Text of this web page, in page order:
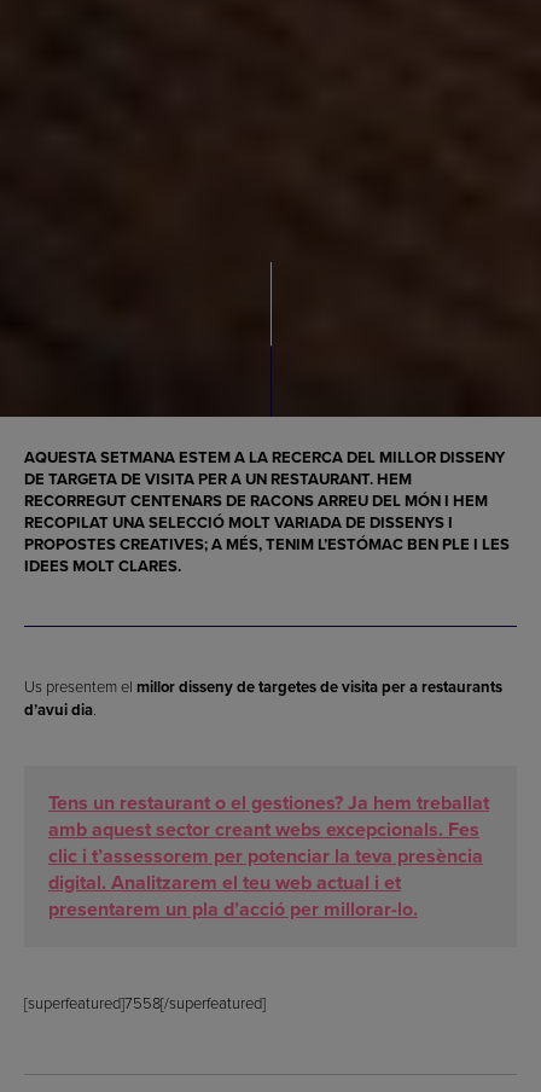
AQUESTA SETMANA ESTEM A LA RECERCA DEL MILLOR DISSENY
DE TARGETA DE VISITA PER A UN RESTAURANT. HEM
RECORREGUT CENTENARS DE RACONS ARREU DEL MÓN I HEM
RECOPILAT UNA SELECCIÓ MOLT VARIADA DE DISSENYS I
PROPOSTES CREATIVES; A MÉS, TENIM L’ESTÓMAC BEN PLE I LES
IDEES MOLT CLARES.
Us presentem el millor disseny de targetes de visita per a restaurants
d’avui dia
Tens un restaurant o el gestiones? Ja hem treballat
amb aquest sector creant webs excepcionals. Fes
clic i t’assessorem per potenciar la teva presència
digital. Analitzarem el teu web actual i et
presentarem un pla d’acció per millorar-lo.
[superfeatured]7558[/superfeatured]